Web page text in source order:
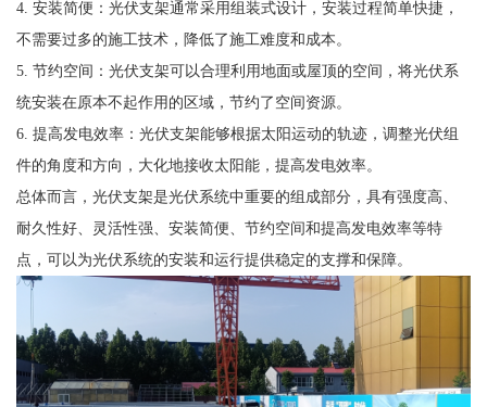
4. 安装简便：光伏支架通常采用组装式设计，安装过程简单快捷，
不需要过多的施工技术，降低了施工难度和成本。
5. 节约空间：光伏支架可以合理利用地面或屋顶的空间，将光伏系
统安装在原本不起作用的区域，节约了空间资源。
6. 提高发电效率：光伏支架能够根据太阳运动的轨迹，调整光伏组
件的角度和方向，大化地接收太阳能，提高发电效率。
总体而言，光伏支架是光伏系统中重要的组成部分，具有强度高、
耐久性好、灵活性强、安装简便、节约空间和提高发电效率等特
点，可以为光伏系统的安装和运行提供稳定的支撑和保障。